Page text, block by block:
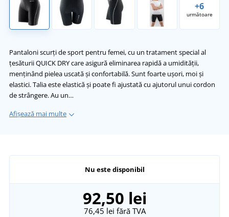
+6
următoare
Pantaloni scurți de sport pentru femei, cu un tratament special al
țesăturii QUICK DRY care asigură eliminarea rapidă a umidității,
menținând pielea uscată și confortabilă. Sunt foarte ușori, moi și
elastici. Talia este elastică și poate fi ajustată cu ajutorul unui cordon
de strângere. Au un…
Afișează mai multe
Nu este disponibil
92,50 lei
76,45 lei fără TVA